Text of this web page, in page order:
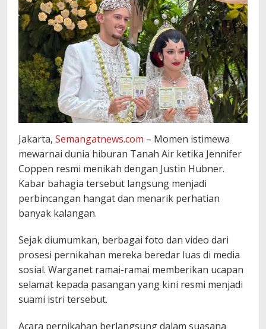
Jakarta, Semangatnews.com – Momen istimewa
mewarnai dunia hiburan Tanah Air ketika Jennifer
Coppen resmi menikah dengan Justin Hubner.
Kabar bahagia tersebut langsung menjadi
perbincangan hangat dan menarik perhatian
banyak kalangan.
Sejak diumumkan, berbagai foto dan video dari
prosesi pernikahan mereka beredar luas di media
sosial. Warganet ramai-ramai memberikan ucapan
selamat kepada pasangan yang kini resmi menjadi
suami istri tersebut.
Acara pernikahan berlangsung dalam suasana